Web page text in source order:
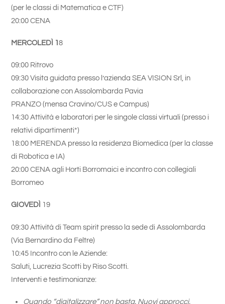
(per le classi di Matematica e CTF)
20:00 CENA
MERCOLEDÌ 18
09:00 Ritrovo
09:30 Visita guidata presso l’azienda SEA VISION Srl, in
collaborazione con Assolombarda Pavia
PRANZO (mensa Cravino/CUS e Campus)
14:30 Attività e laboratori per le singole classi virtuali (presso i
relativi dipartimenti*)
18:00 MERENDA presso la residenza Biomedica (per la classe
di Robotica e IA)
20:00 CENA agli Horti Borromaici e incontro con collegiali
Borromeo
GIOVEDÌ 19
09:30 Attività di Team spirit presso la sede di Assolombarda
(Via Bernardino da Feltre)
10:45 Incontro con le Aziende:
Saluti, Lucrezia Scotti by Riso Scotti.
Interventi e testimonianze:
Quando “digitalizzare” non basta. Nuovi approcci,